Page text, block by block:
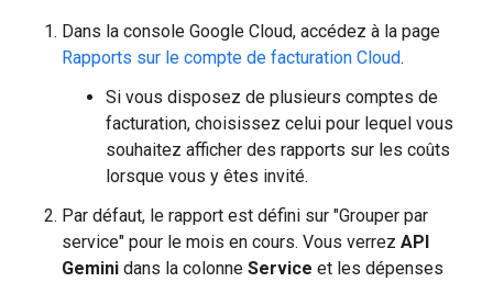
Dans la console Google Cloud, accédez à la page
Rapports sur le compte de facturation Cloud.
Si vous disposez de plusieurs comptes de
facturation, choisissez celui pour lequel vous
souhaitez afficher des rapports sur les coûts
lorsque vous y êtes invité.
Par défaut, le rapport est défini sur "Grouper par
service" pour le mois en cours. Vous verrez API
Gemini dans la colonne Service et les dépenses